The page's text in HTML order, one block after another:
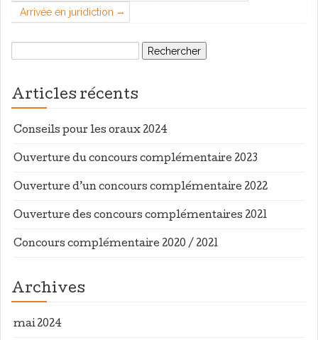
Arrivée en juridiction
Articles récents
Conseils pour les oraux 2024
Ouverture du concours complémentaire 2023
Ouverture d’un concours complémentaire 2022
Ouverture des concours complémentaires 2021
Concours complémentaire 2020 / 2021
Archives
mai 2024